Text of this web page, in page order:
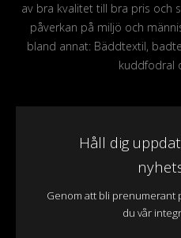
av bra kvalitet till bra pris och
påverkan på miljö och
bland annat: Bäddtextil,
kuddfodral
Håll dig
Genom att bli prenumerant
du vår